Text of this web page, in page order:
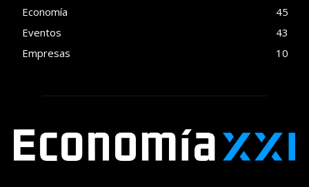
Economía
45
Eventos
43
Empresas
10